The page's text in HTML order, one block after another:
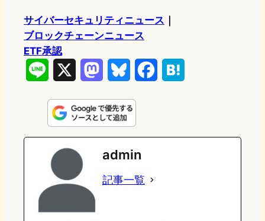
サイバーセキュリティニュース
ブロックチェーンニュース
ETF承認
n
e
s
t
o
d
u
e
s
k
e
e
admin
記事一覧